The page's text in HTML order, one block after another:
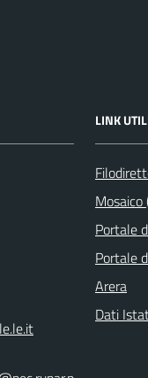
LINK
Portale
Portale
Arera
Dati